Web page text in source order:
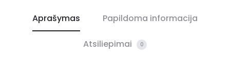
Aprašymas Papildoma informacija
Atsiliepimai 0